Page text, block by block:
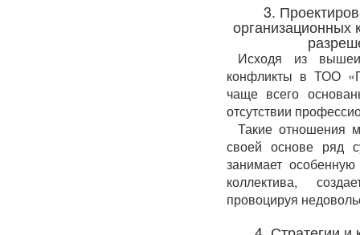
3.
организационных
Исходя из
конфликты в ТОО
чаще всего
отсутствии
Такие отношения
своей основе ряд
занимает
коллектива,
провоцируя